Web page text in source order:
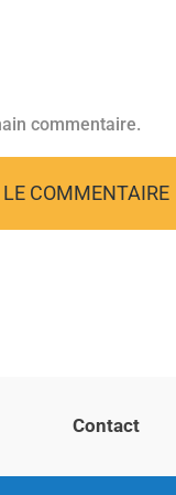
commentaire.
Contact